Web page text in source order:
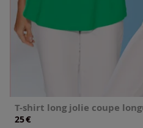
T-shirt long jolie coupe
25€